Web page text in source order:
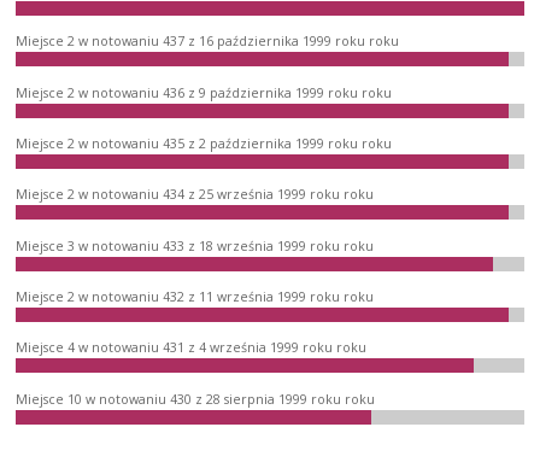
Miejsce 2 w notowaniu 437 z 16 października 1999 roku roku
Miejsce 2 w notowaniu 436 z 9 października 1999 roku roku
Miejsce 2 w notowaniu 435 z 2 października 1999 roku roku
Miejsce 2 w notowaniu 434 z 25 września 1999 roku roku
Miejsce 3 w notowaniu 433 z 18 września 1999 roku roku
Miejsce 2 w notowaniu 432 z 11 września 1999 roku roku
Miejsce 4 w notowaniu 431 z 4 września 1999 roku roku
Miejsce 10 w notowaniu 430 z 28 sierpnia 1999 roku roku